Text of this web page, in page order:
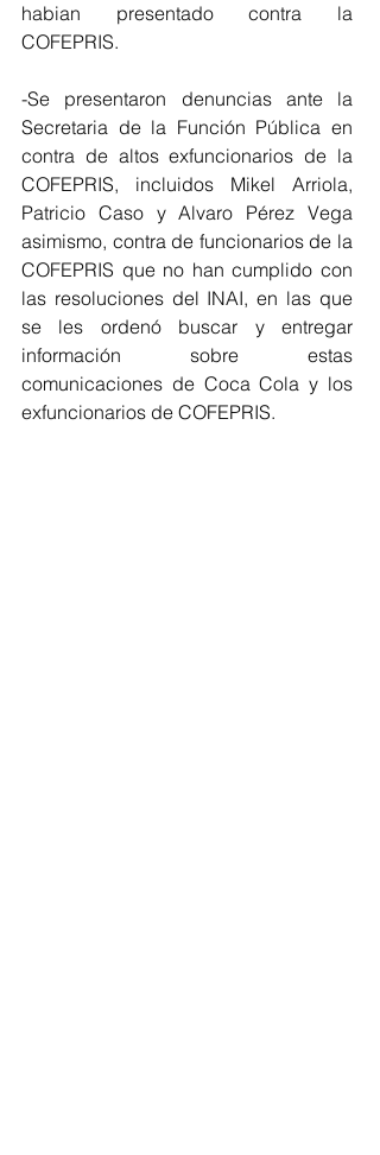
habian presentado contra la
COFEPRIS.
-Se presentaron denuncias ante la
Secretaria de la Función Pública en
contra de altos exfuncionarios de la
COFEPRIS, incluidos Mikel Arriola,
Patricio Caso y Alvaro Pérez Vega
asimismo, contra de funcionarios de la
COFEPRIS que no han cumplido con
las resoluciones del INAI, en las que
se les ordenó buscar y entregar
información sobre estas
comunicaciones de Coca Cola y los
exfuncionarios de COFEPRIS.